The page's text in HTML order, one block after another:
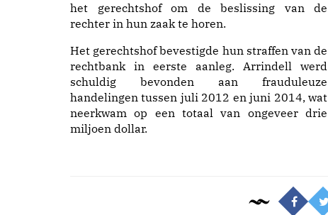
het gerechtshof om de beslissing van de
rechter in hun zaak te horen.
Het gerechtshof bevestigde hun straffen van de
rechtbank in eerste aanleg. Arrindell werd
schuldig bevonden aan frauduleuze
handelingen tussen juli 2012 en juni 2014, wat
neerkwam op een totaal van ongeveer drie
miljoen dollar.